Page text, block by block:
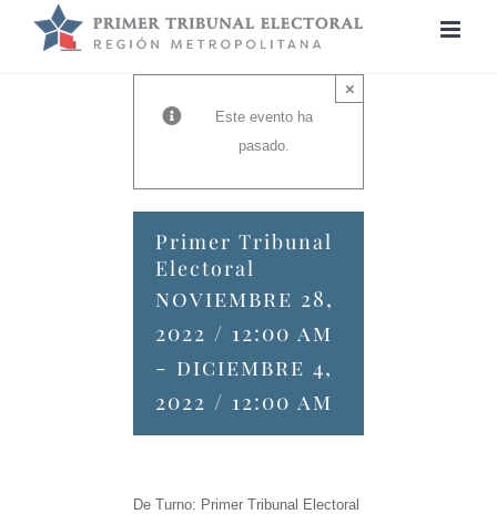
Este evento ha
pasado.
×
Primer Tribunal
Electoral
noviembre 28,
2022 / 12:00 am
- diciembre 4,
2022 / 12:00 am
De Turno: Primer Tribunal Electoral